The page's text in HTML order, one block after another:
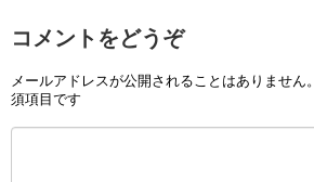
コメントをどうぞ
メールアドレスが公開されることはありません。
須項目です